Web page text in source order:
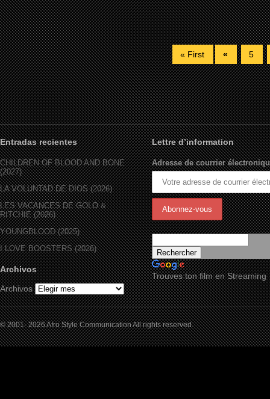
« First « 5
Entradas recientes
CHILDREN OF BLOOD AND BONE
(2027)
LA VOLUNTAD DE DIOS (2026)
LES VACANCES DE GOLO &
RITCHIE (2026)
YOUNGBLOOD (2025)
I LOVE BOOSTERS (2026)
Archivos
Archivos
Lettre d’information
Adresse de courrier
Trouves ton film en Streaming
© 2001- 2026 Afro Style Communication All rights reserved.